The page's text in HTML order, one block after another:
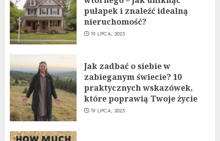
pułapek i znaleźć idealną
nieruchomość?
19 LIPCA, 2025
Jak zadbać o siebie w
zabieganym świecie? 10
praktycznych wskazówek,
które poprawią Twoje życie
19 LIPCA, 2025